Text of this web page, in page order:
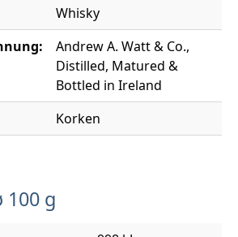
Whisky
Andrew A. Watt & Co.,
Distilled, Matured &
Bottled in Ireland
Korken
100 g